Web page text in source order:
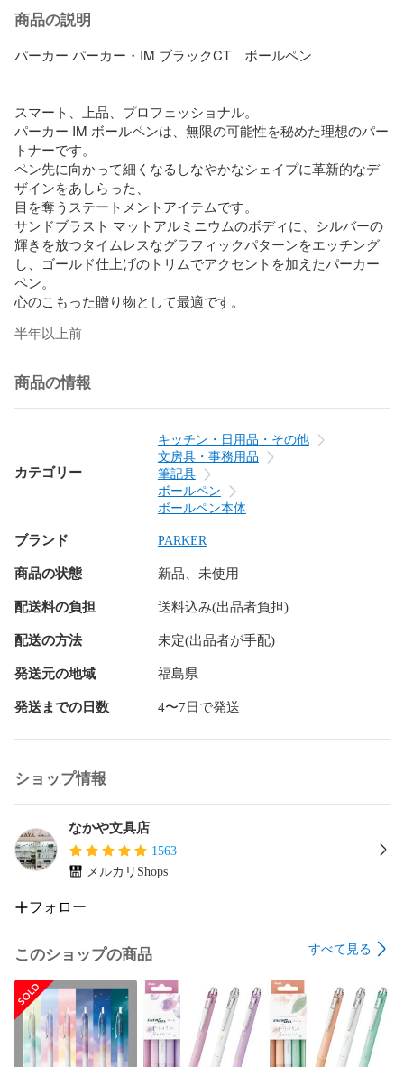
商品の説明
パーカー パーカー・IM ブラックCT　ボールペン
スマート、上品、プロフェッショナル。
パーカー IM ボールペンは、無限の可能性を秘めた理想のパー
トナーです。
ペン先に向かって細くなるしなやかなシェイプに革新的なデ
ザインをあしらった、
目を奪うステートメントアイテムです。
サンドブラスト マットアルミニウムのボディに、シルバーの
輝きを放つタイムレスなグラフィックパターンをエッチング
し、ゴールド仕上げのトリムでアクセントを加えたパーカー
ペン。
心のこもった贈り物として最適です。
半年以上前
商品の情報
カテゴリー
キッチン・日用品・その他
文房具・事務用品
筆記具
ボールペン
ボールペン本体
ブランド PARKER
商品の状態 新品、未使用
配送料の負担 送料込み(出品者負担)
配送の方法 未定(出品者が手配)
発送元の地域 福島県
発送までの日数 4〜7日で発送
ショップ情報
なかや文具店
1563
メルカリShops
フォロー
このショップの商品 すべて見る